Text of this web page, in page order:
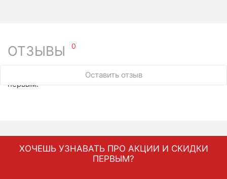
ОТЗЫВЫ 0
Оставить отзыв
У этого товара нет ни одного отзыва. Вы можете стать
первым.
ХОЧЕШЬ УЗНАВАТЬ ПРО АКЦИИ И СКИДКИ
ПЕРВЫМ?